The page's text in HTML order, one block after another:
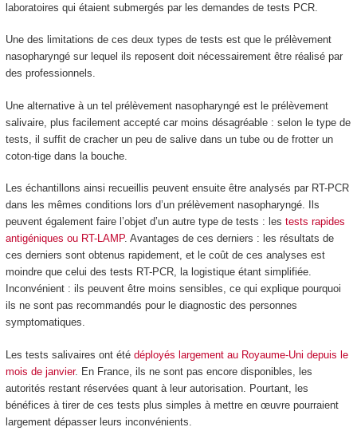
laboratoires qui étaient submergés par les demandes de tests PCR.
Une des limitations de ces deux types de tests est que le prélèvement
nasopharyngé sur lequel ils reposent doit nécessairement être réalisé par
des professionnels.
Une alternative à un tel prélèvement nasopharyngé est le prélèvement
salivaire, plus facilement accepté car moins désagréable : selon le type de
tests, il suffit de cracher un peu de salive dans un tube ou de frotter un
coton-tige dans la bouche.
Les échantillons ainsi recueillis peuvent ensuite être analysés par RT-PCR
dans les mêmes conditions lors d’un prélèvement nasopharyngé. Ils
peuvent également faire l’objet d’un autre type de tests : les tests rapides
antigéniques ou RT-LAMP. Avantages de ces derniers : les résultats de
ces derniers sont obtenus rapidement, et le coût de ces analyses est
moindre que celui des tests RT-PCR, la logistique étant simplifiée.
Inconvénient : ils peuvent être moins sensibles, ce qui explique pourquoi
ils ne sont pas recommandés pour le diagnostic des personnes
symptomatiques.
Les tests salivaires ont été déployés largement au Royaume-Uni depuis le
mois de janvier. En France, ils ne sont pas encore disponibles, les
autorités restant réservées quant à leur autorisation. Pourtant, les
bénéfices à tirer de ces tests plus simples à mettre en œuvre pourraient
largement dépasser leurs inconvénients.